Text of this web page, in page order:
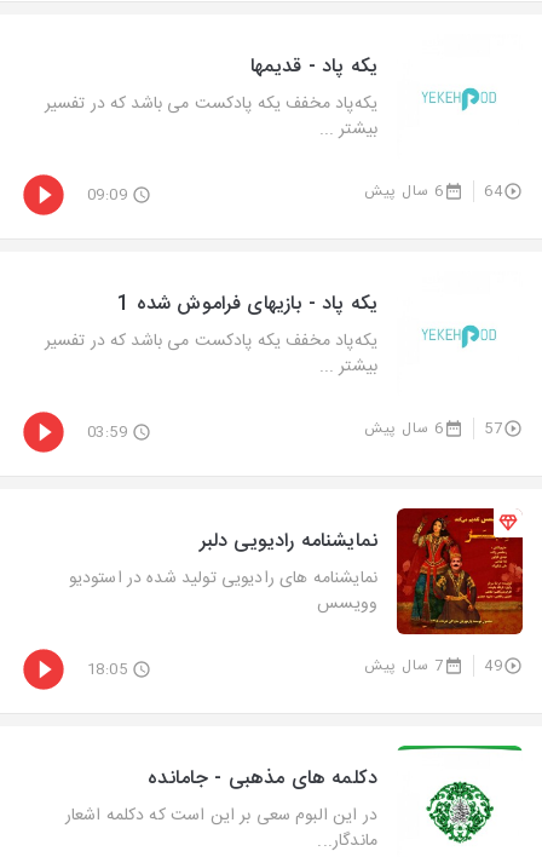
یکه پاد - قدیمها
یکه‌پاد مخفف یکه پادکست می باشد که در تفسیر
بیشتر ...
64 6 سال پیش 09:09
یکه پاد - بازیهای فراموش شده 1
یکه‌پاد مخفف یکه پادکست می باشد که در تفسیر
بیشتر ...
57 6 سال پیش 03:59
نمایشنامه رادیویی دلبر
نمایشنامه های رادیویی تولید شده در استودیو
وویسس
49 7 سال پیش 18:05
دکلمه های مذهبی - جامانده
در این البوم سعی بر این است که دکلمه اشعار
ماندگار...